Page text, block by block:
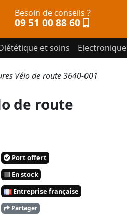
Besoin de conseils ?
09 51 00 88 60
et soins Electronique
Vélo de route 3640-001
de route
Port offert
En stock
Entreprise française
Partager